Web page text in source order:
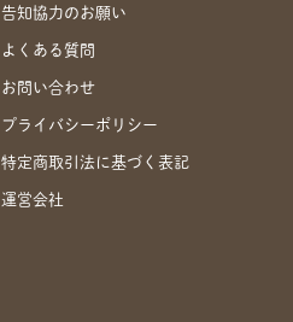
告知協力のお願い
よくある質問
お問い合わせ
プライバシーポリシー
特定商取引法に基づく表記
運営会社